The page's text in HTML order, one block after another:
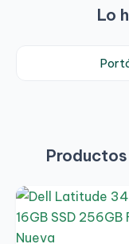
lo que me
ha sorprendido.
Lo